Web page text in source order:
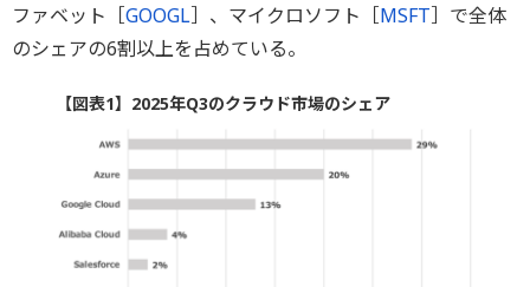
ファベット［GOOGL］、マイクロソフト［MSFT］で全体
のシェアの6割以上を占めている。
【図表1】2025年Q3のクラウド市場のシェア